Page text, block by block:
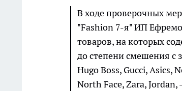
В ходе проверочных
"Fashion 7-я" ИП
товаров, на которых
до степени смешения с
Hugo Boss, Gucci, Asics,
North Face, Zara, Jordan,